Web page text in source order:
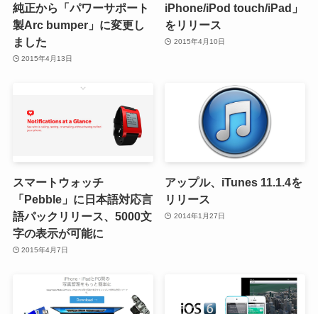
純正から「パワーサポート
製Arc bumper」に変更し
ました
2015年4月13日
iPhone/iPod touch/iPad」
をリリース
2015年4月10日
スマートウォッチ
「Pebble」に日本語対応言
語パックリリース、5000文
字の表示が可能に
2015年4月7日
アップル、iTunes 11.1.4を
リリース
2014年1月27日